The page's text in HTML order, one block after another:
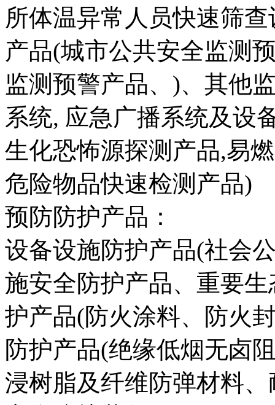
所体温异常人员快速筛
产品(城市公共安全监测
监测预警产品、)、其他
系统, 应急广播系统及设
生化恐怖源探测产品,易
危险物品快速检测产品)
预防防护产品：
设备设施防护产品(社会
施安全防护产品、重要
护产品(防火涂料、防火
防护产品(绝缘低烟无卤
浸树脂及纤维防弹材料